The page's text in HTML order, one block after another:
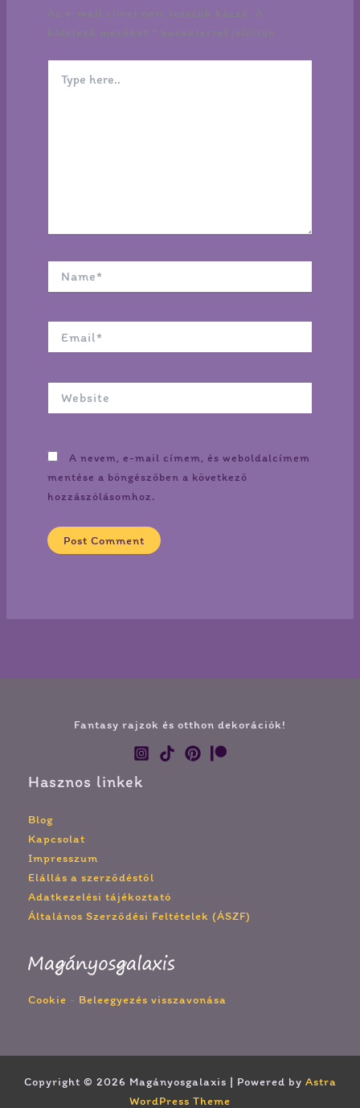
Az e-mail címet nem tesszük közzé. A
kötelező mezőket * karakterrel jelöltük
here..
A nevem, e-mail címem, és weboldalcímem
mentése a böngészőben a következő
hozzászólásomhoz.
Fantasy rajzok és otthon dekorációk!
Hasznos linkek
Blog
Kapcsolat
Impresszum
Elállás a szerződéstől
Adatkezelési tájékoztató
Általános Szerződési Feltételek (ÁSZF)
Cookie - Beleegyezés visszavonása
Copyright © 2026 Magányosgalaxis | Powered by Astra
WordPress Theme